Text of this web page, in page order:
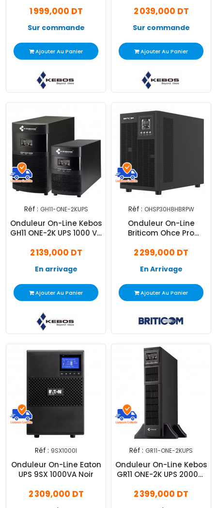
1 999,000 DT
Sur commande
Ajouter Au Panier
2 039,000 DT
Sur commande
Ajouter Au Panier
Réf : GH11-ONE-2KUPS
Onduleur On-Line Kebos
GH11 ONE-2K UPS 1000 VA
2 139,000 DT
En arrivage
Ajouter Au Panier
Réf : OHSP30H8HBRPW
Onduleur On-Line
Briticom Ohce Pro
2 299,000 DT
En Arrivage
Ajouter Au Panier
Réf : 9SX1000I
Onduleur On-Line Eaton
UPS 9SX 1000VA Noir
2 309,000 DT
Réf : GR11-ONE-2KUPS
Onduleur On-Line Kebos
GR11 ONE-2K UPS 2000W
2 399,000 DT